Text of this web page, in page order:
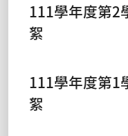
111學年度第2
絮
111學年度第1
絮